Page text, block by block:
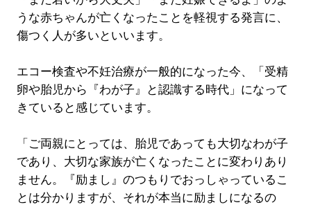
うな赤ちゃんが亡くなったことを軽視する発言に、
傷つく人が多いといいます。
エコー検査や不妊治療が一般的になった今、「受精
卵や胎児から『わが子』と認識する時代」になって
きていると感じています。
「ご両親にとっては、胎児であっても大切なわが子
であり、大切な家族が亡くなったことに変わりあり
ません。『励まし』のつもりでおっしゃっているこ
とは分かりますが、それが本当に励ましになるの